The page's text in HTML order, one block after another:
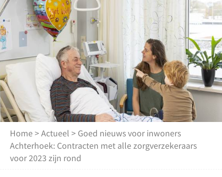
Home >Actueel > Goed nieuws voor inwoners
Achterhoek: Contracten met alle zorgverzekeraars
voor 2023 zijn rond